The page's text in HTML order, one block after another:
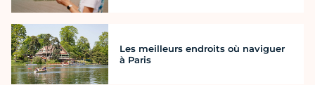
Les meilleurs endroits où naviguer
à Paris